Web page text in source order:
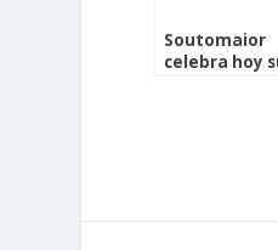
Soutomaior
celebra hoy